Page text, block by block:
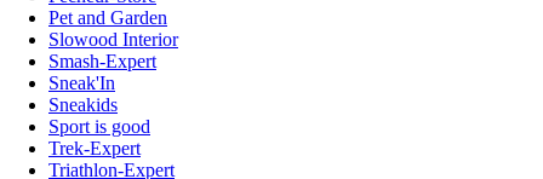
Pet and Garden
Slowood Interior
Smash-Expert
Sneak'In
Sneakids
Sport is good
Trek-Expert
Triathlon-Expert